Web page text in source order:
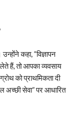
कहा, “विज्ञापन
हैं, तो आपका व्यवसाय
को प्राथमिकता दी
अच्छी सेवा” पर आधारित